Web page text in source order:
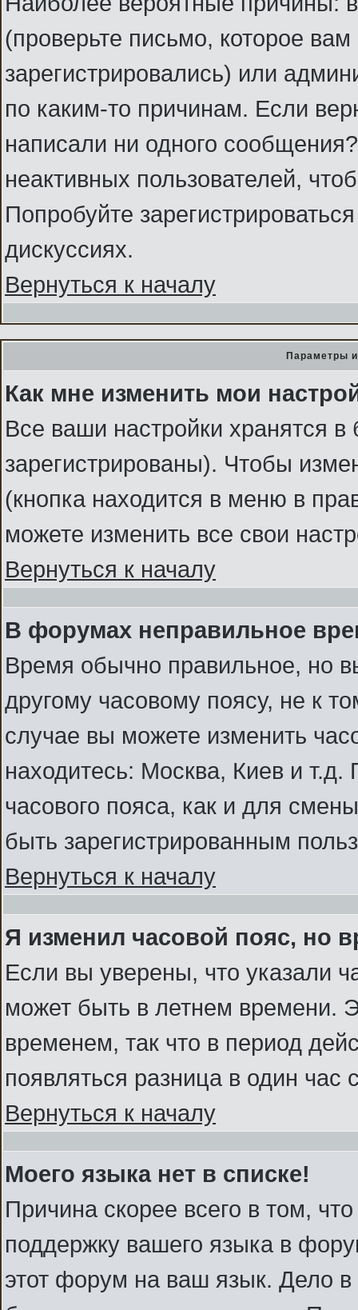
(проверьте письмо, которое
зарегистрировались) или
по каким-то причинам. Если
написали ни одного
неактивных пользователей,
Попробуйте
дискуссиях.
Вернуться к началу
Параметры
Как мне изменить мои
Все ваши настройки хранятся
зарегистрированы). Чтобы
(кнопка находится в меню в
можете изменить все свои
Вернуться к началу
В форумах неправильное
Время обычно правильное, но
другому часовому поясу, не к
случае вы можете изменить
находитесь: Москва, Киев и
часового пояса, как и для
быть зарегистрированным
Вернуться к началу
Я изменил часовой пояс, но
Если вы уверены, что указали
может быть в летнем времени.
временем, так что в период
появляться разница в один
Вернуться к началу
Моего языка нет в списке!
Причина скорее всего в том,
поддержку вашего языка в
этот форум на ваш язык. Дело